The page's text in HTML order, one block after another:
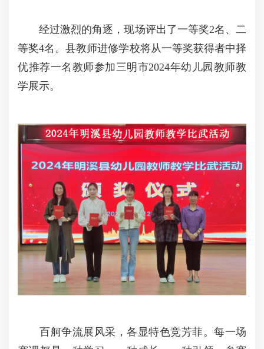
经过激烈的角逐，现场评出了一等奖2名、二
等奖4名。县教师进修学校将从一等奖获得者中择
优推荐一名教师参加三明市2024年幼儿园教师教
学展示。
百舸争流展风采，各显特色竞芳菲。每一场